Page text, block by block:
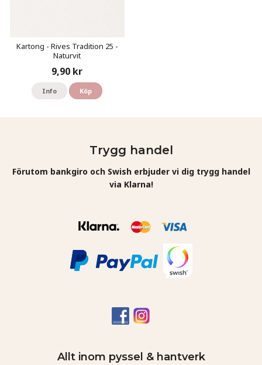
Kartong - Rives Tradition 25 -
Naturvit
9,90 kr
Info Köp
Trygg handel
Förutom bankgiro och Swish erbjuder vi dig trygg handel
via Klarna!
Allt inom pyssel & hantverk